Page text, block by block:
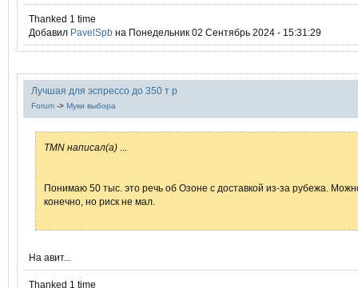
Thanked 1 time
Добавил PavelSpb на Понедельник 02 Сентябрь 2024 - 15:31:29
Лучшая для эспрессо до 350 т р
Forum -> Муки выбора
TMN написал(а)
Понимаю 50 тыс. это речь об Озоне с доставкой из-за рубежа.
конечно, но риск не мал.
На авит...
Thanked 1 time